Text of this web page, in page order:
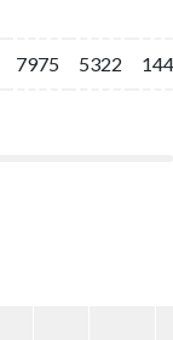
7975 5322
7975 5322